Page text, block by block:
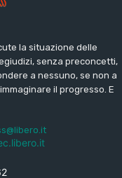
la situazione delle
senza preconcetti,
a nessuno, se non a
il progresso. E